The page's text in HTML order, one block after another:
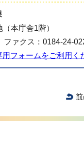
本庁舎1階）
ァクス：0184-24-
フォームをご利用く